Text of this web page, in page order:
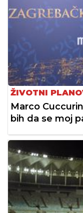
ŽIVOTNI
Marco
bih da se moj